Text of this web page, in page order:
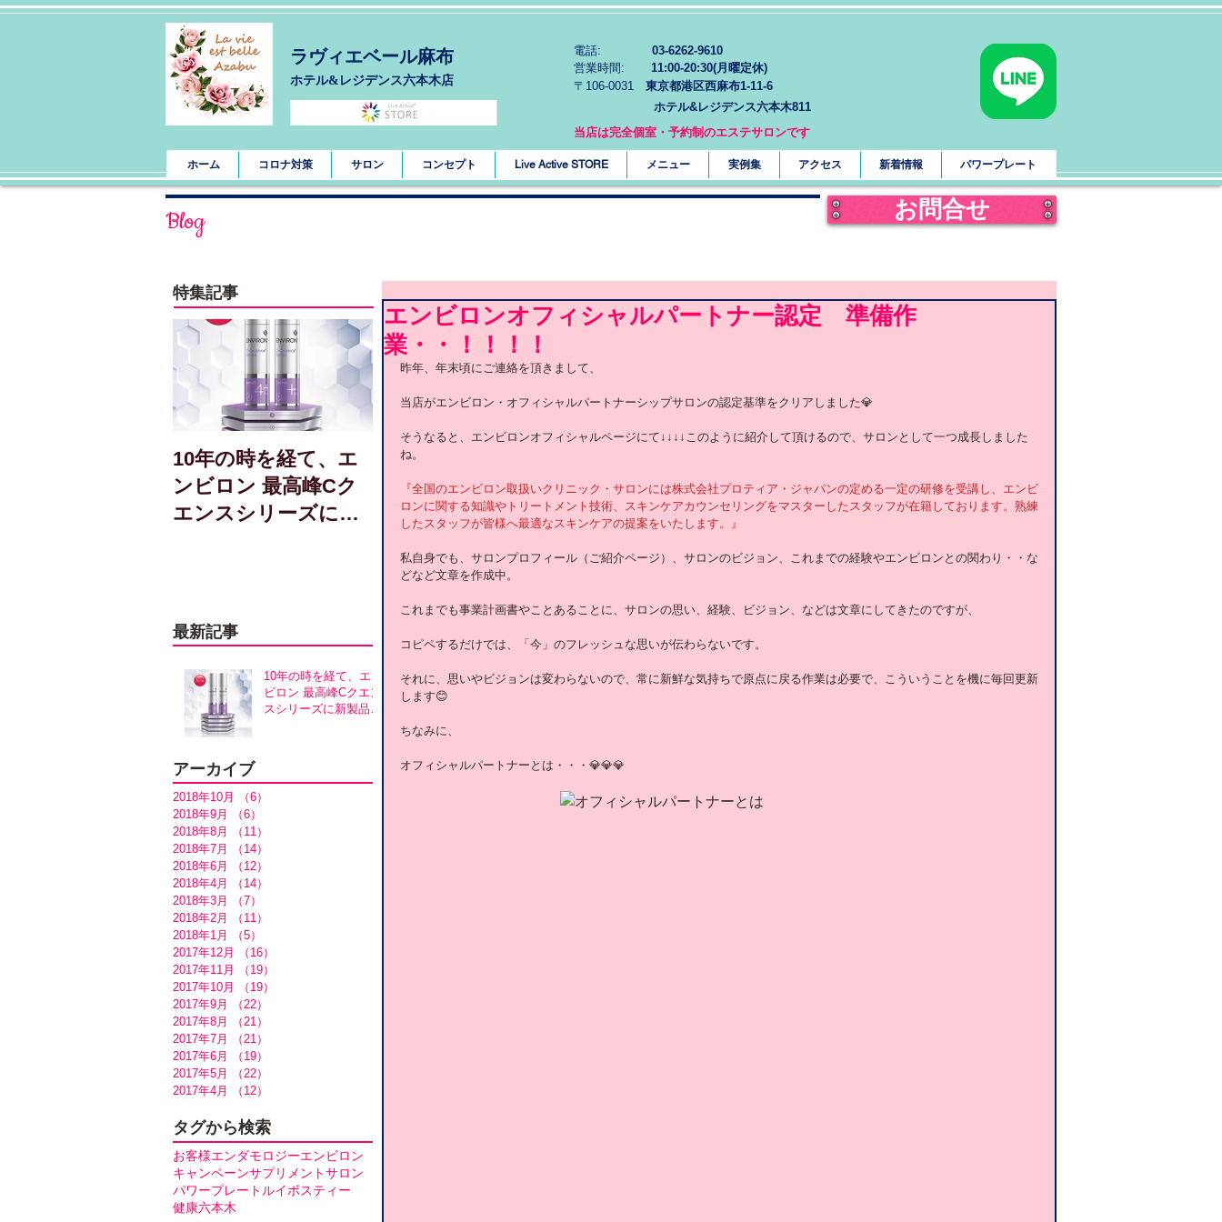
ラヴィエベール麻布
​ホテル&レジデンス六本木店
電話: 03-6262-9610
営業時間: 11:00-20:30(月曜定休)
〒106-0031 東京都港区西麻布1-11-6
ホテル&レジデンス六本木811
ホーム コロナ対策 サロン コンセプト Live Active STORE メニュー 実例集 アクセス 新着情報 パワープレート
当店は完全個室・予約制のエステサロンです
Blog お問合せ
特集記事
10年の時を経て、エ
ンビロン 最高峰Cク
エンスシリーズに新
最新記事
10年の時を経て、エン
ビロン 最高峰Cクエン
スシリーズに新製品誕
アーカイブ
2018年10月 （6）
2018年9月
（6）
2018年8月
（11）
2018年7月
（14）
2018年6月
（12）
2018年4月
（14）
2018年3月
（7）
2018年2月
（11）
2018年1月
（5）
2017年12月
（16）
2017年11月
（19）
2017年10月
（19）
2017年9月
（22）
2017年8月
（21）
2017年7月
（21）
2017年6月
（19）
2017年5月
（22）
2017年4月
（12）
タグから検索
お客様エンダモロジーエンビロン
キャンペーンサプリメントサロン
パワープレート ルイボスティー
健康六本木
エンビロンオフィシャルパートナー認定 準備作
業・・！！！！
昨年、年末頃にご連絡を頂きまして、
当店がエンビロン・オフィシャルパートナーシップサロンの認定基準をクリアしました💎
そうなると、エンビロンオフィシャルページにて↓↓↓↓このように紹介して頂けるので、サロンとして一つ成長しました
ね。
『全国のエンビロン取扱いクリニック・サロンには株式会社プロティア・ジャパンの定める一定の研修を受講し、エンビ
ロンに関する知識やトリートメント技術、スキンケアカウンセリングをマスターしたスタッフが在籍しております。熟練
したスタッフが皆様へ最適なスキンケアの提案をいたします。』
私自身でも、サロンプロフィール（ご紹介ページ）、サロンのビジョン、これまでの経験やエンビロンとの関わり・・な
どなど文章を作成中。
これまでも事業計画書やことあることに、サロンの思い、経験、ビジョン、などは文章にしてきたのですが、
コピペするだけでは、「今」のフレッシュな思いが伝わらないです。
それに、思いやビジョンは変わらないので、常に新鮮な気持ちで原点に戻る作業は必要で、こういうことを機に毎回更新
します😊
ちなみに、
オフィシャルパートナーとは・・・💎💎💎